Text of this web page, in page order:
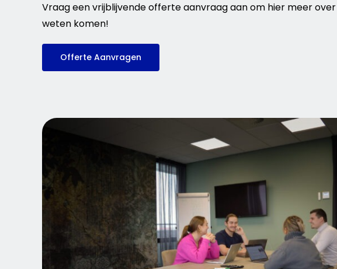
Vraag een vrijblijvende offerte aanvraag aan om hier meer
weten komen!
Offerte Aanvragen